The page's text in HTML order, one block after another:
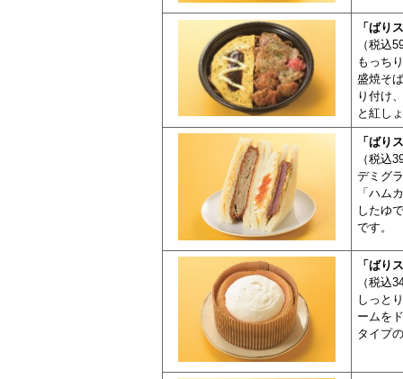
「ばり
（税込
もっち
盛焼そ
り付け
と紅し
「 ばり
（税込
デミグ
「ハム
したゆ
です。
「ばり
（税込
しっと
ームを
タイプ